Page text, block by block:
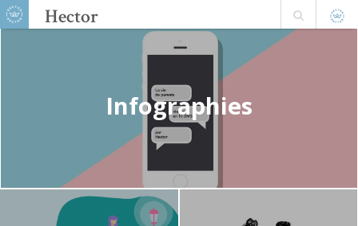
Hector
Infographies
La newsletter des jeunes parents
cool